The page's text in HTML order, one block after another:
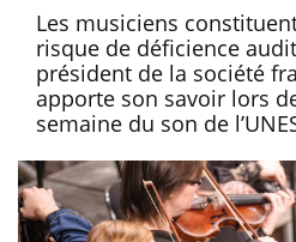
Les musiciens
risque de déficience
président de la société
apporte son savoir lors
semaine du son de